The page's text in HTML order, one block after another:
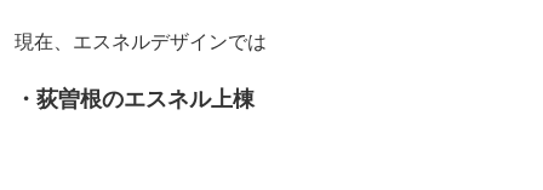
現在、エスネルデザインでは
・荻曽根のエスネル上棟